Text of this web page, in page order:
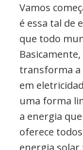
Vamos
é essa tal de
que todo
transforma a
em
uma forma
a energia
oferece
energia solar